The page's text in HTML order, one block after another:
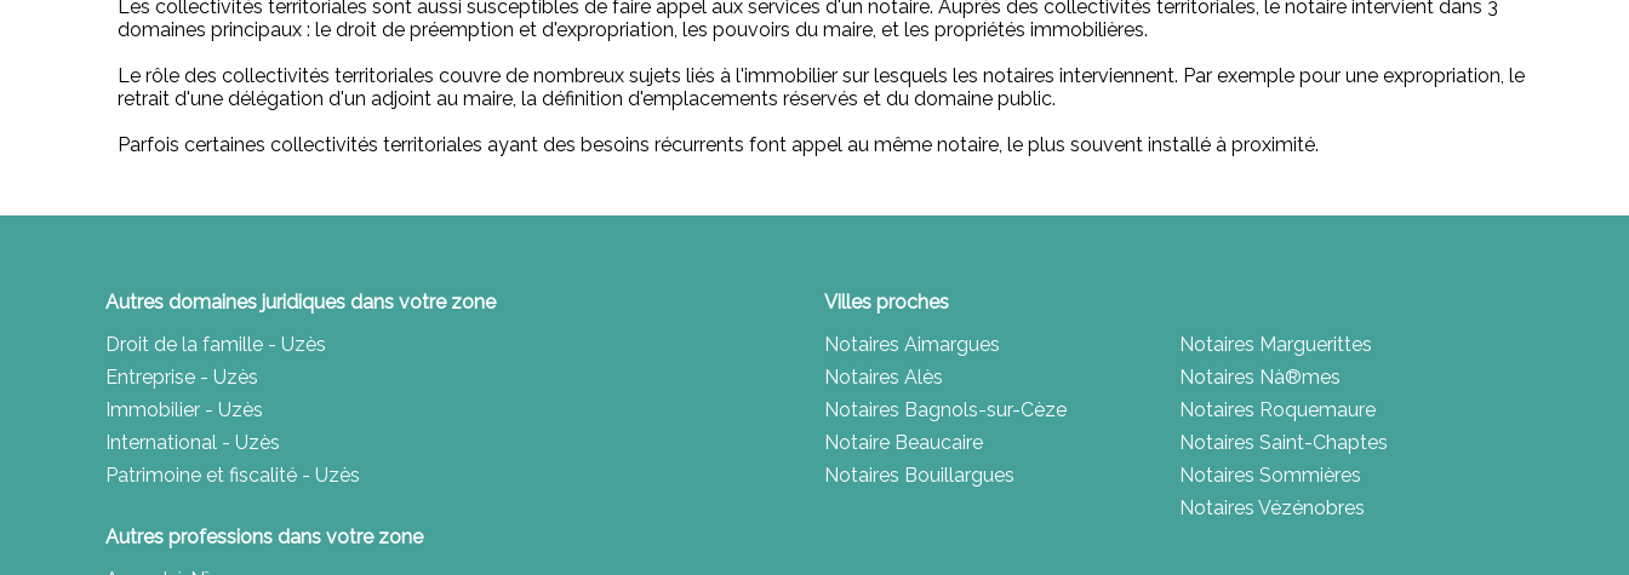
Les collectivités territoriales sont aussi susceptibles de faire appel aux services d'un notaire. Auprès des collectivités territoriales, le notaire intervient dans 3
domaines principaux : le droit de préemption et d'expropriation, les pouvoirs du maire, et les propriétés immobilières.
Le rôle des collectivités territoriales couvre de nombreux sujets liés à l'immobilier sur lesquels les notaires interviennent. Par exemple pour une expropriation, le
retrait d'une délégation d'un adjoint au maire, la définition d'emplacements réservés et du domaine public.
Parfois certaines collectivités territoriales ayant des besoins récurrents font appel au même notaire, le plus souvent installé à proximité.
Autres domaines juridiques dans votre zone
Droit de la famille - Uzès
Entreprise - Uzès
Immobilier - Uzès
International - Uzès
Patrimoine et fiscalité - Uzès
Autres professions dans votre zone
Villes proches
Notaires Aimargues
Notaires Alès
Notaires Bagnols-sur-Cèze
Notaire Beaucaire
Notaires Bouillargues
Notaires Marguerittes
Notaires Nà®mes
Notaires Roquemaure
Notaires Saint-Chaptes
Notaires Sommières
Notaires Vézénobres